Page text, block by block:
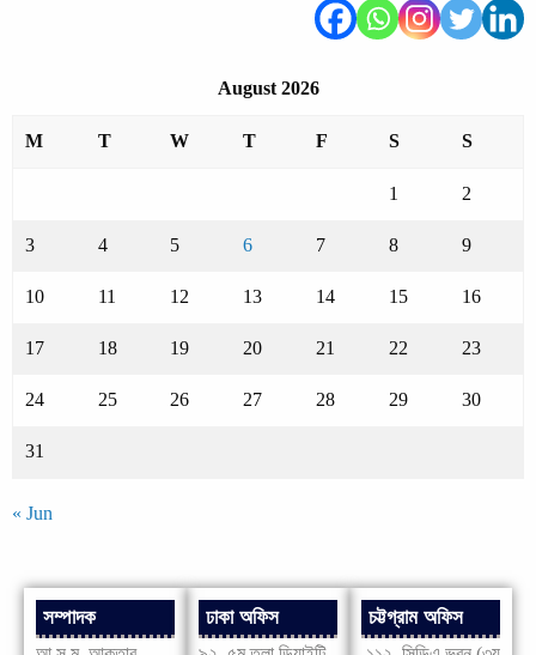
August 2026
M T W T F S S
1 2
3 4 5 6 7 8 9
10 11 12 13 14 15 16
17 18 19 20 21 22 23
24 25 26 27 28 29 30
31
« Jun
সম্পাদক ঢাকা অফিস চট্টগ্রাম অফিস